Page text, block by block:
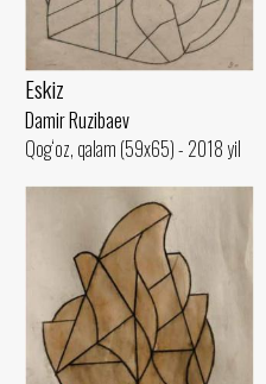
Eskiz
Damir Ruzibaev
Qog‘oz, qalam (59x65) - 2018 yil